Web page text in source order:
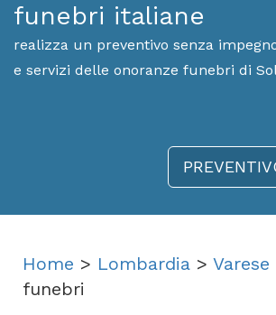
funebri italiane
realizza un preventivo senza
e servizi delle onoranze funebri di
Home > Lombardia > Varese
funebri